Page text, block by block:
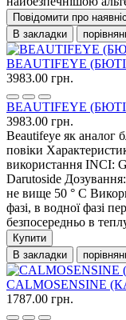
Повідомити про
В закладки
BEAUTIFEYE
3983.00 грн.
BEAUTIFEYE
3983.00 грн.
Beautifeye як аналог
повіки
використання INCI:
Darutoside
не вище 50 ° С
фазі, в водної фазі
безпосередньо в
Купити
В закладки
CALMOSENSINE
1787.00 грн.